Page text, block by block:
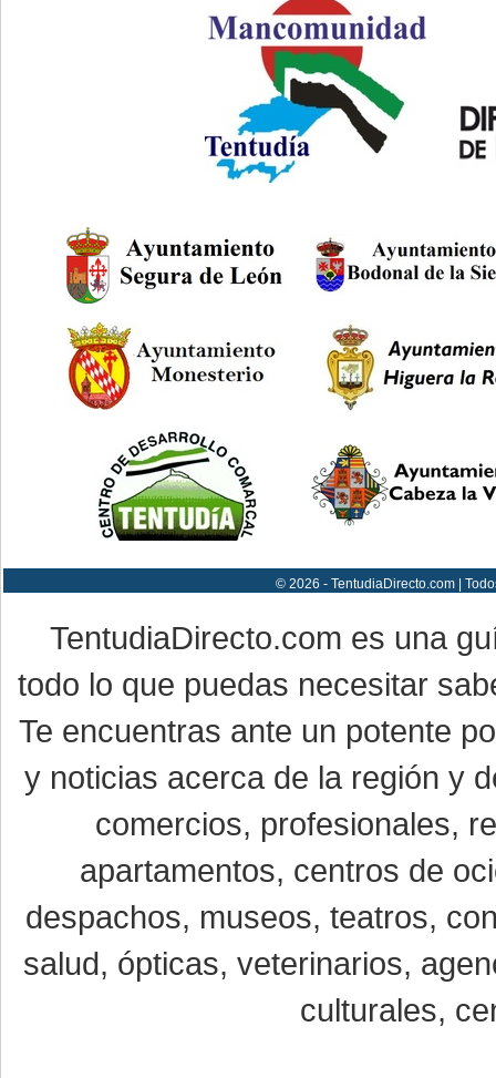
© 2026 - TentudiaDirecto.com |
TentudiaDirecto.com es una
todo lo que puedas necesitar
Te encuentras ante un potente
y noticias acerca de la región y
comercios, profesionales,
apartamentos, centros de
despachos, museos, teatros,
salud, ópticas, veterinarios,
culturales,